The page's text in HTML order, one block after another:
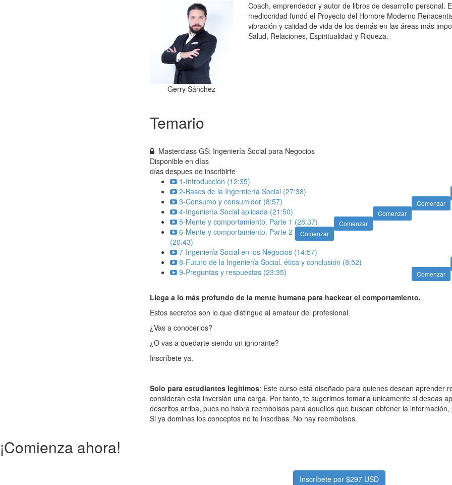
Gerry Sánchez
Coach, emprendedor y autor de libros de desarrollo personal.
mediocridad fundó el Proyecto del Hombre Moderno
vibración y calidad de vida de los demás en las áreas más
Salud, Relaciones, Espiritualidad y Riqueza.
Temario
Masterclass GS: Ingeniería Social para Negocios
Disponible en días
días despues de inscribirte
1-Introducción (12:35)
2-Bases de la Ingerniería Social (27:38)
Comenzar
3-Consumo y consumidor (8:57)
Comenzar
4-Ingeniería Social aplicada (21:50)
Comenzar
5-Mente y comportamiento. Parte 1 (28:37)
Comenzar
6-Mente y comportamiento. Parte 2
(20:43)
7-Ingeniería Social en los Negocios (14:57)
8-Futuro de la Ingeniería Social, ética y conclusión (8:52)
Comenzar
9-Preguntas y respuestas (23:35)
Llega a lo más profundo de la mente humana para hackear el comportamiento.
Estos secretos son lo que distingue al amateur del profesional.
¿Vas a conocerlos?
¿O vas a quedarte siendo un ignorante?
Inscríbete ya.
Solo para estudiantes legítimos: Este curso está diseñado para quienes desean aprender
consideran esta inversión una carga. Por tanto, te sugerimos tomarla únicamente si deseas
descritos arriba, pues no habrá reembolsos para aquellos que buscan obtener la
Si ya dominas los conceptos no te inscribas. No hay reembolsos.
¡Comienza ahora!
Inscríbete por $297 USD